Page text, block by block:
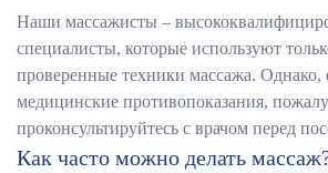
Наши массажисты –
специалисты, которые используют
проверенные техники массажа. Однако,
медицинские противопоказания,
проконсультируйтесь с врачом перед
Как часто можно делать